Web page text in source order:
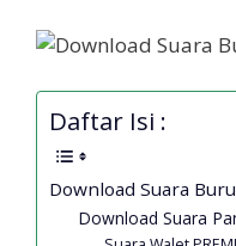
Daftar Isi :
Download Suara
Download Suara